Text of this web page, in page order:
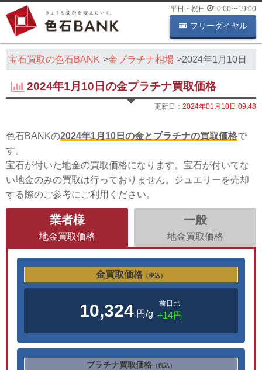
平日・祝日 10:00〜19:00
フリーダイヤル
宝石買取の色石BANK 金プラチナ相場 2024年1月10日
2024年1月10日の金プラチナ買取価格
更新日： 2024年01月10日 09:48
色石BANKの2024年1月10日の金とプラチナの買取価格で
す。
宝石が付いた地金の買取価格になります。宝石が付いてな
い地金のみの買取は行っておりません。ジュエリーを売却
する際のご参考にご利用ください。
業者様
地金買取価格
一般
地金買取価格
金買取価格 （税込）
10,324 円/g
前日比
+14円
プラチナ買取価格 （税込）